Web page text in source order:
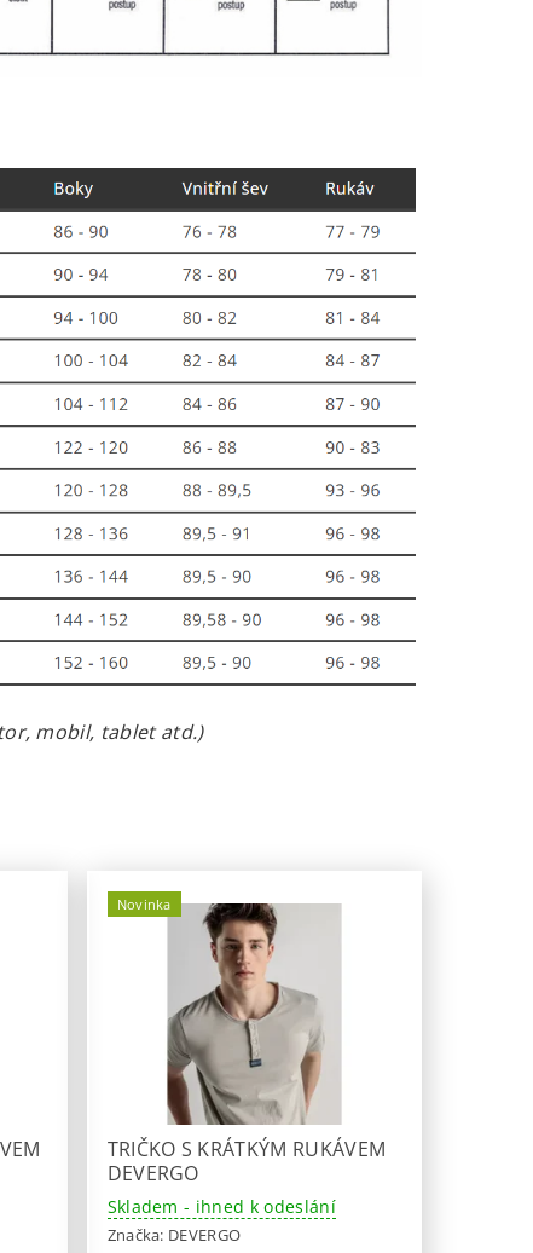
mobil, tablet atd.)
Novinka
TRIČKO S KRÁTKÝM RUKÁVEM
DEVERGO
Skladem - ihned k odeslání
Značka: DEVERGO